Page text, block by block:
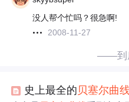
没人帮个忙吗？很急啊!
2008-11-27
——到
史上最全的 贝塞尔曲